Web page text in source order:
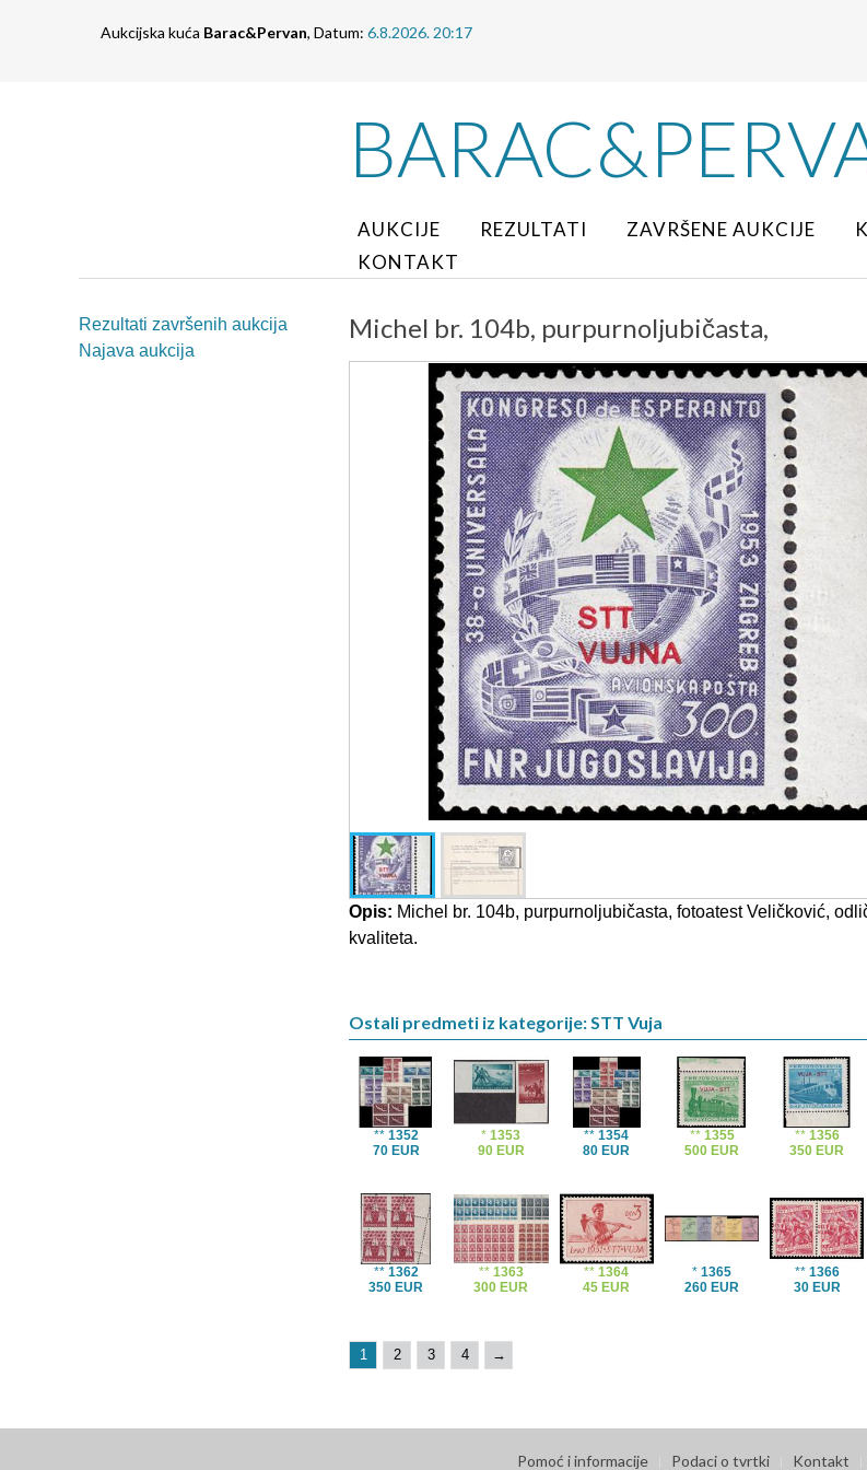
Aukcijska kuća Barac&Pervan, Datum: 6.8.2026. 20:17
AUKCIJE REZULTATI ZAVRŠENE AUKCIJE
KONTAKT
Rezultati završenih aukcija
Najava aukcija
Michel br. 104b, purpurnoljubičasta,
Opis: Michel br. 104b, purpurnoljubičasta, fotoatest Veličković,
kvaliteta.
Ostali predmeti iz kategorije: STT Vuja
** 1352
70 EUR
*1353
90 EUR
**1354
80 EUR
** 1355
500 EUR
** 1356
350 EUR
** 1362
350 EUR
** 1363
300 EUR
**1364
45 EUR
*1365
260 EUR
** 1366
30 EUR
1 2 3 4 →
Pomoć i informacije Podaci o tvrtki Kontakt